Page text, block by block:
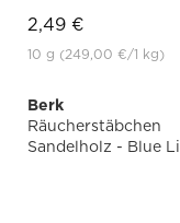
2,49 €
10 g (249,00 €/1 kg)
Berk
Räucherstäbchen
Sandelholz - Blue